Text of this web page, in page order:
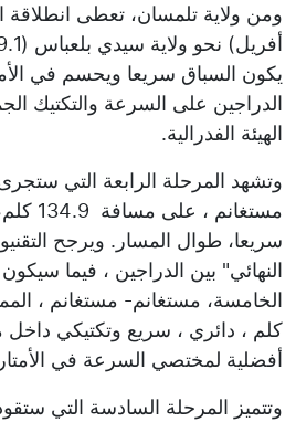
يكون السباق سريعا ويحسم في
الدراجين على السرعة والتكتيك
الهيئة الفدرالية.
وتشهد المرحلة الرابعة التي
سريعا، طوال المسار. ويرجح
النهائي" بين الدراجين ، فيما
كلم ، دائري ، سريع وتكتيكي داخل
أفضلية لمختصي السرعة في الأمتار
وتتميز المرحلة السادسة التي